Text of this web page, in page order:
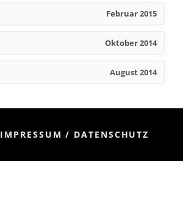
Februar 2015
Oktober 2014
August 2014
IMPRESSUM / DATENSCHUTZ